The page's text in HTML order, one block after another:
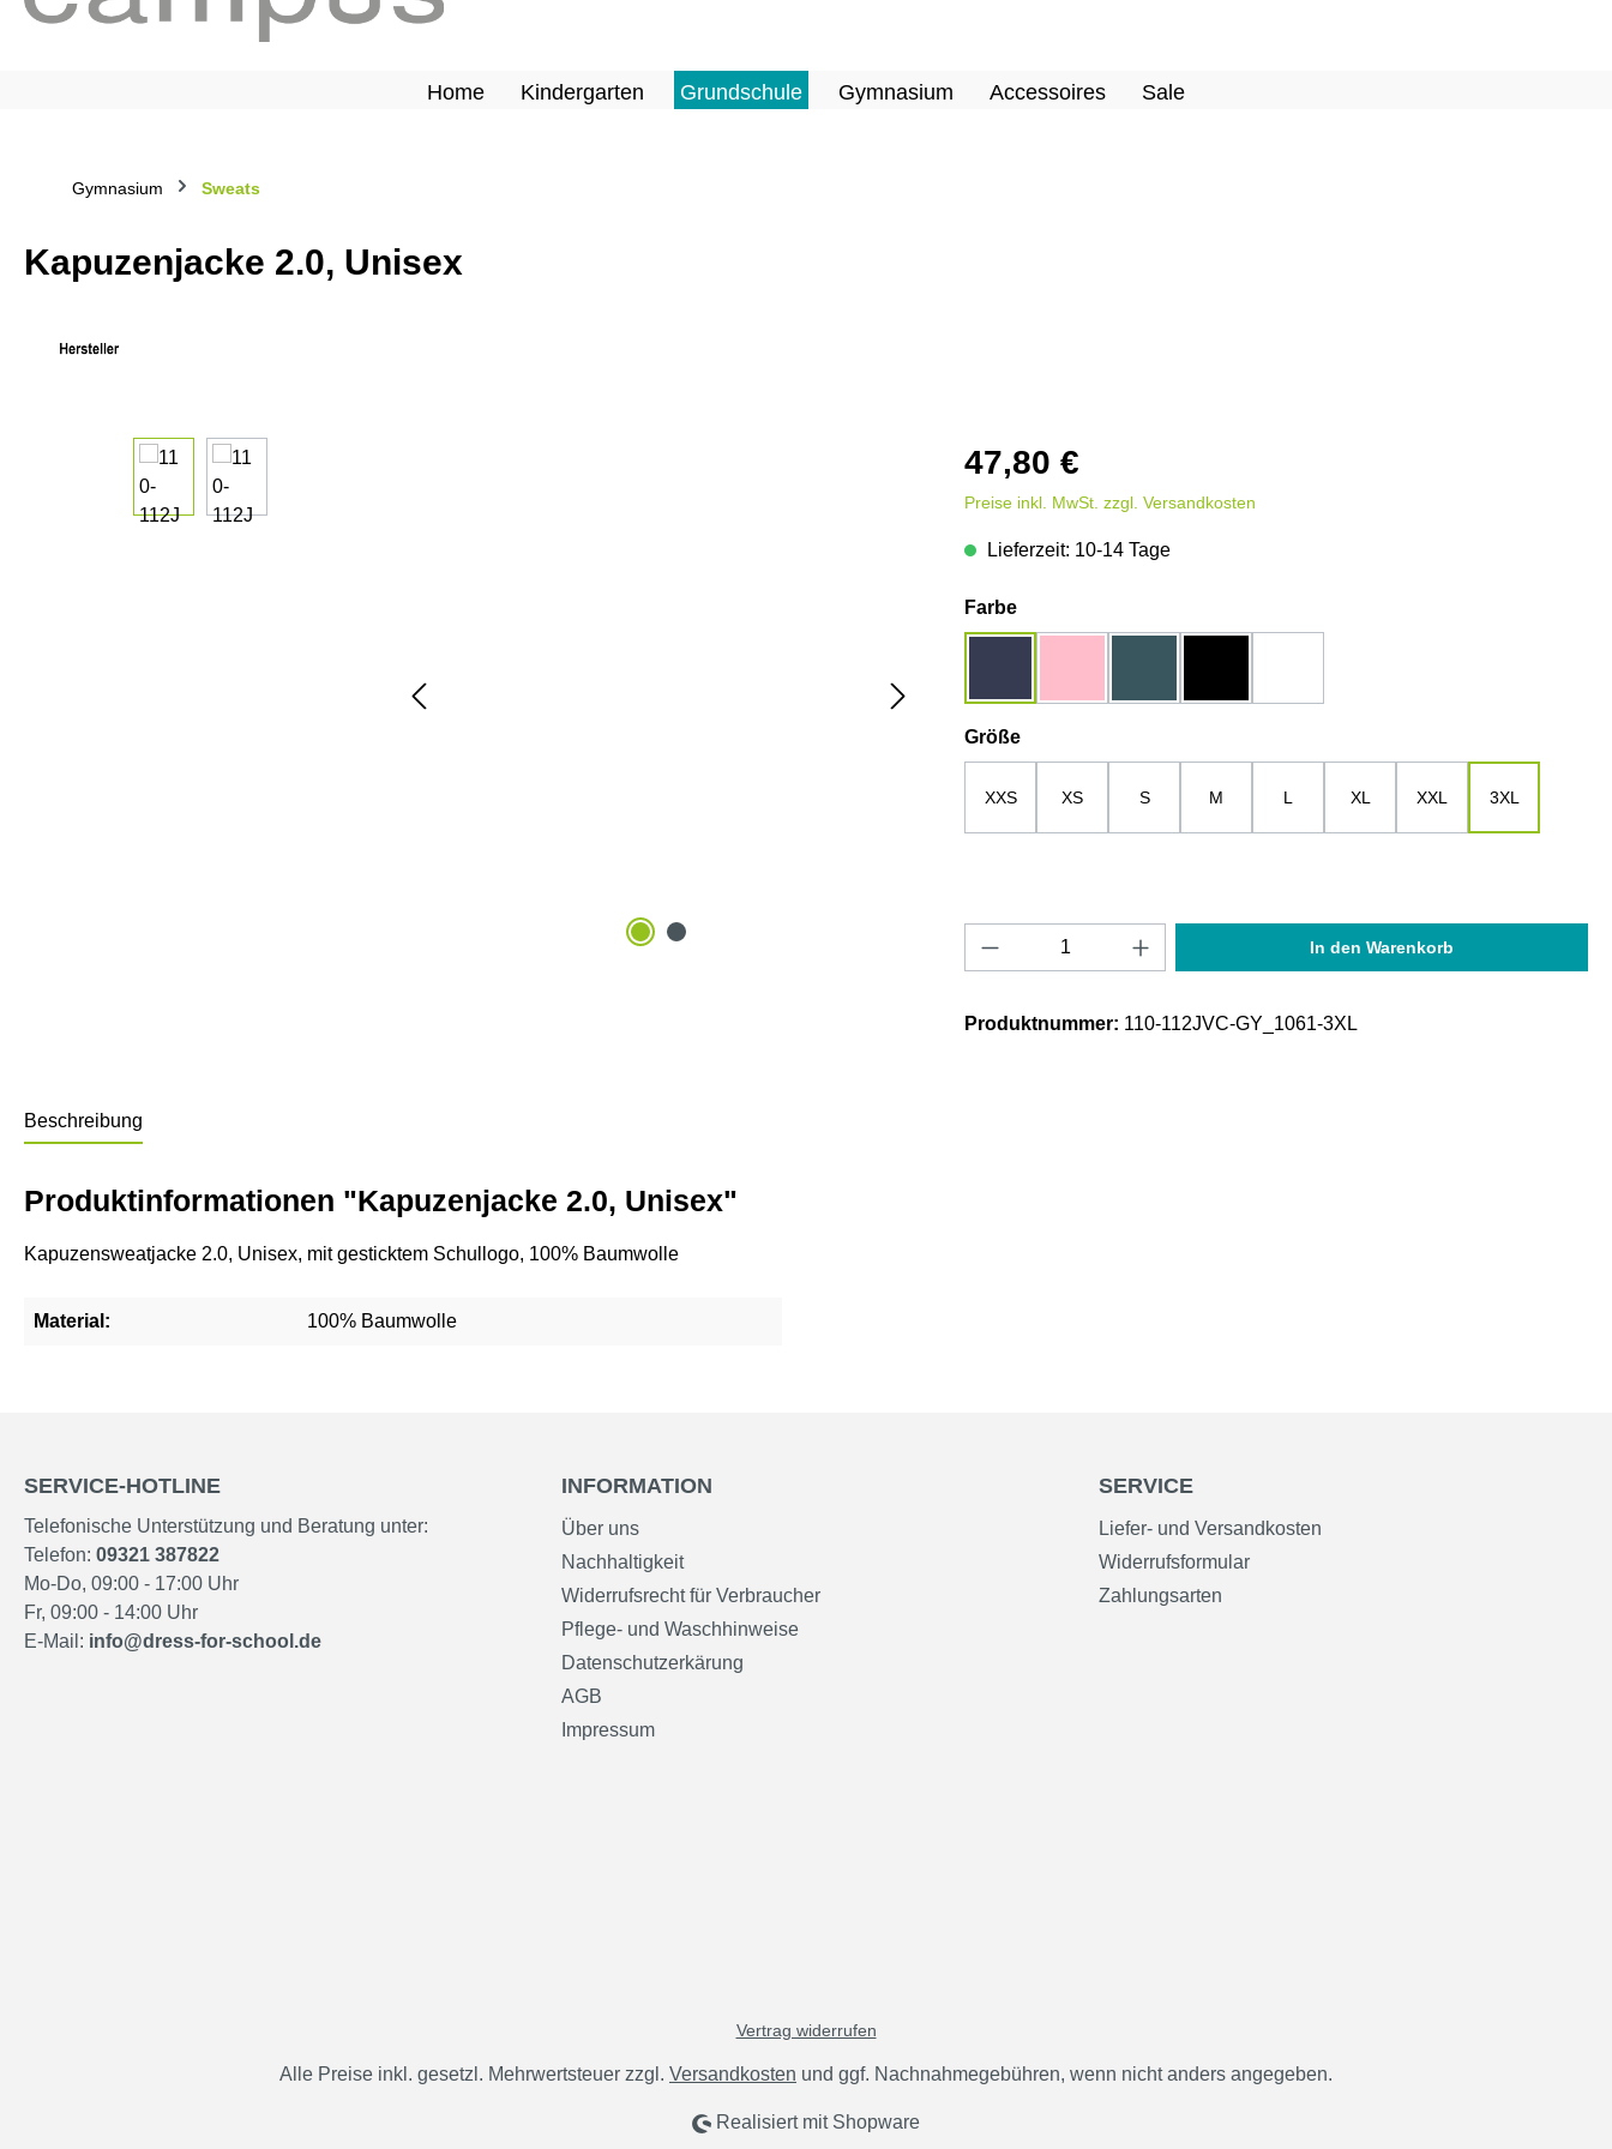
Home Kindergarten Grundschule Gymnasium Accessoires Sale
Gymnasium Sweats
Kapuzenjacke 2.0, Unisex
Bildergalerie überspringen 47,80 €
Preise inkl. MwSt. zzgl. Versandkosten
Lieferzeit: 10-14 Tage
Farbeauswählen
Größeauswählen
XXS XS S M L XL XXL 3XL
Produkt Anzahl: Gib den gewünschten Wert ein
In den Warenkorb
Produktnummer: 110-112JVC-GY_1061-3XL
Beschreibung
Produktinformationen "Kapuzenjacke 2.0, Unisex"
Kapuzensweatjacke 2.0, Unisex, mit gesticktem Schullogo, 100% Baumwolle
Material: 100% Baumwolle
SERVICE-HOTLINE
Telefonische Unterstützung und Beratung unter:
Telefon: 09321 387822
Mo-Do, 09:00 - 17:00 Uhr
Fr, 09:00 - 14:00 Uhr
E-Mail: info@dress-for-school.de
INFORMATION
Über uns
Nachhaltigkeit
Widerrufsrecht für Verbraucher
Pflege- und Waschhinweise
Datenschutzerkärung
AGB
Impressum
SERVICE
Liefer- und Versandkosten
Widerrufsformular
Zahlungsarten
Vertrag widerrufen
Alle Preise inkl. gesetzl. Mehrwertsteuer zzgl. Versandkosten und ggf. Nachnahmegebühren, wenn nicht anders angegeben.
Realisiert mit Shopware